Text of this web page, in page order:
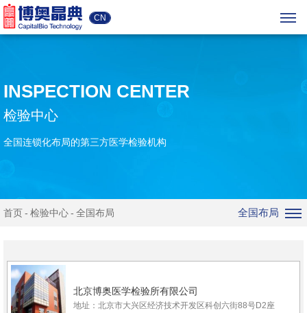
CN
INSPECTION CENTER
检验中心
全国连锁化布局的第三方医学检验机构
首页 检验中心 全国布局 全国布局
北京博奥医学检验所有限公司
地址：北京市大兴区经济技术开发区科创六街88号D2座